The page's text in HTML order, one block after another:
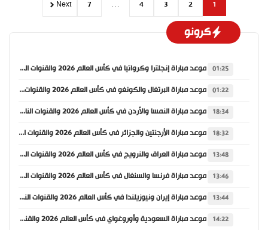
1
2
3
4
…
7
Next
كرونو
01:25 موعد مباراة إنجلترا وكرواتيا في كأس العالم 2026 والقنوات الناقلة
01:22 موعد مباراة البرتغال والكونغو في كأس العالم 2026 والقنوات الناقلة
18:34 موعد مباراة النمسا والأردن في كأس العالم 2026 والقنوات الناقلة
18:32 موعد مباراة الأرجنتين والجزائر في كأس العالم 2026 والقنوات الناقلة
13:48 موعد مباراة العراق والنرويج في كأس العالم 2026 والقنوات الناقلة
13:46 موعد مباراة فرنسا والسنغال في كأس العالم 2026 والقنوات الناقلة
13:44 موعد مباراة إيران ونيوزيلندا في كأس العالم 2026 والقنوات الناقلة
14:22 موعد مباراة السعودية وأوروغواي في كأس العالم 2026 والقنوات الناقلة